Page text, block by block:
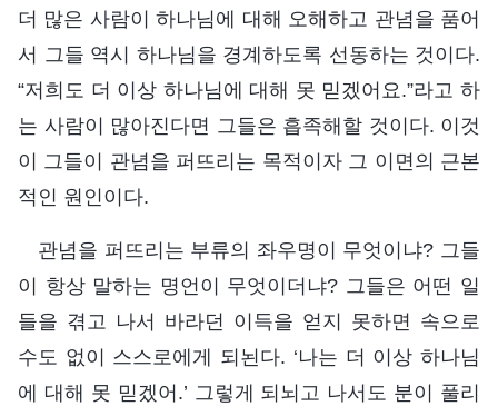
더 많은 사람이 하나님에 대해 오해하고 관념을 품어
서 그들 역시 하나님을 경계하도록 선동하는 것이다.
“저희도 더 이상 하나님에 대해 못 믿겠어요.”라고 하
는 사람이 많아진다면 그들은 흡족해할 것이다. 이것
이 그들이 관념을 퍼뜨리는 목적이자 그 이면의 근본
적인 원인이다.
관념을 퍼뜨리는 부류의 좌우명이 무엇이냐? 그들
이 항상 말하는 명언이 무엇이더냐? 그들은 어떤 일
들을 겪고 나서 바라던 이득을 얻지 못하면 속으로
수도 없이 스스로에게 되뇐다. ‘나는 더 이상 하나님
에 대해 못 믿겠어.’ 그렇게 되뇌고 나서도 분이 풀리